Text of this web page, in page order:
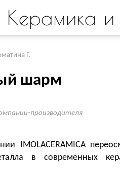
и
Г.
шарм
производителя
IMOLACERAMICA
в современных